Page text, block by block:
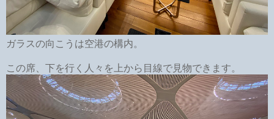
ガラスの向こうは空港の構内。
この席、下を行く人々を上から目線で見物できます。